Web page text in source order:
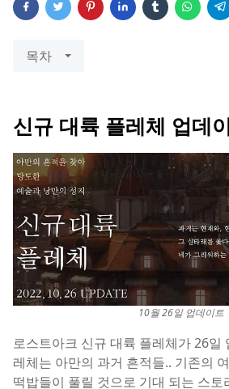
목차
신규 대륙 플레체 업데
10월 26일 업데이트
로스트아크 신규 대륙 플레체가 26일
레체는 아만의 과거 흔적들.. 기존의
떡밥들이 풀릴 것으로 기대 되는 스토